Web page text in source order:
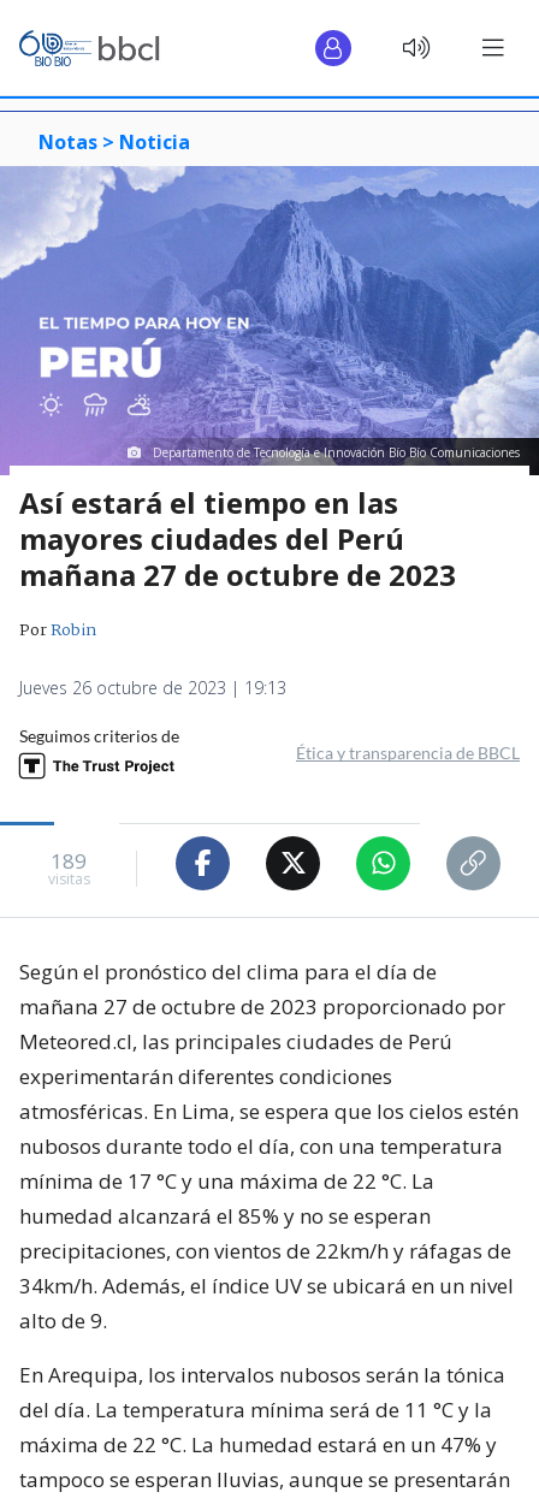
Notas > Noticia
Departamento de Tecnología e Innovación Bío Bío Comunicaciones
Así estará el tiempo en las
mayores ciudades del Perú
mañana 27 de octubre de 2023
PorRobin
Jueves 26 octubre de 2023 | 19:13
Seguimos criterios de
Ética y transparencia de BBCL
189
visitas
Según el pronóstico del clima para el día de
mañana 27 de octubre de 2023 proporcionado por
Meteored.cl, las principales ciudades de Perú
experimentarán diferentes condiciones
atmosféricas. En Lima, se espera que los cielos estén
nubosos durante todo el día, con una temperatura
mínima de 17 °C y una máxima de 22 °C. La
humedad alcanzará el 85% y no se esperan
precipitaciones, con vientos de 22km/h y ráfagas de
34km/h. Además, el índice UV se ubicará en un nivel
alto de 9.
En Arequipa, los intervalos nubosos serán la tónica
del día. La temperatura mínima será de 11 °C y la
máxima de 22 °C. La humedad estará en un 47% y
tampoco se esperan lluvias, aunque se presentarán